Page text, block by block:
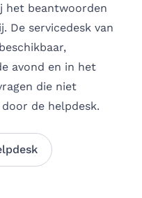
het beantwoorden
De servicedesk van
avond en in het
die niet
de helpdesk.